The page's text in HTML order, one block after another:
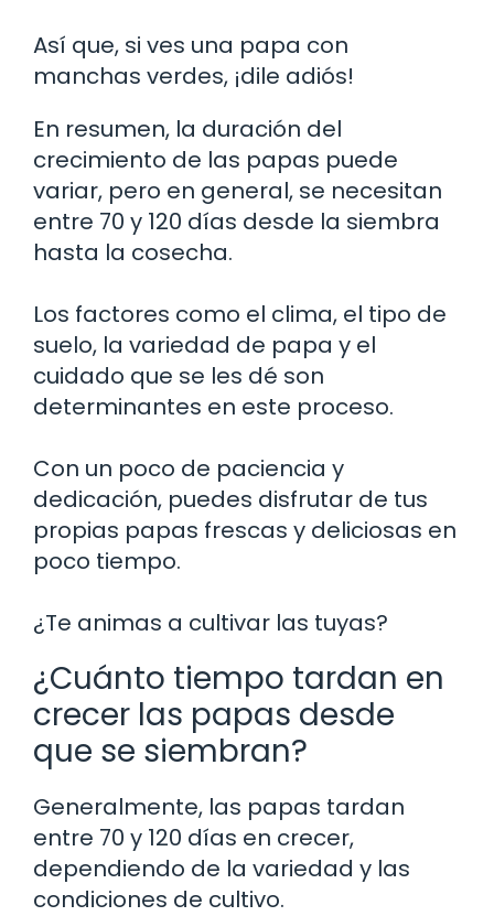
Así que, si ves una papa con
manchas verdes, ¡dile adiós!
En resumen, la duración del
crecimiento de las papas puede
variar, pero en general, se necesitan
entre 70 y 120 días desde la siembra
hasta la cosecha.
Los factores como el clima, el tipo de
suelo, la variedad de papa y el
cuidado que se les dé son
determinantes en este proceso.
Con un poco de paciencia y
dedicación, puedes disfrutar de tus
propias papas frescas y deliciosas en
poco tiempo.
¿Te animas a cultivar las tuyas?
¿Cuánto tiempo tardan en
crecer las papas desde
que se siembran?
Generalmente, las papas tardan
entre 70 y 120 días en crecer,
dependiendo de la variedad y las
condiciones de cultivo.